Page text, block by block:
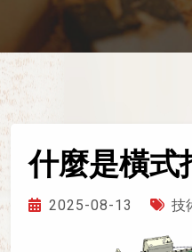
什麼是橫式
2025-08-13 技